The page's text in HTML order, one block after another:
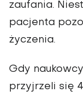
zaufania.
pacjenta
życzenia.
Gdy
przyjrzeli się